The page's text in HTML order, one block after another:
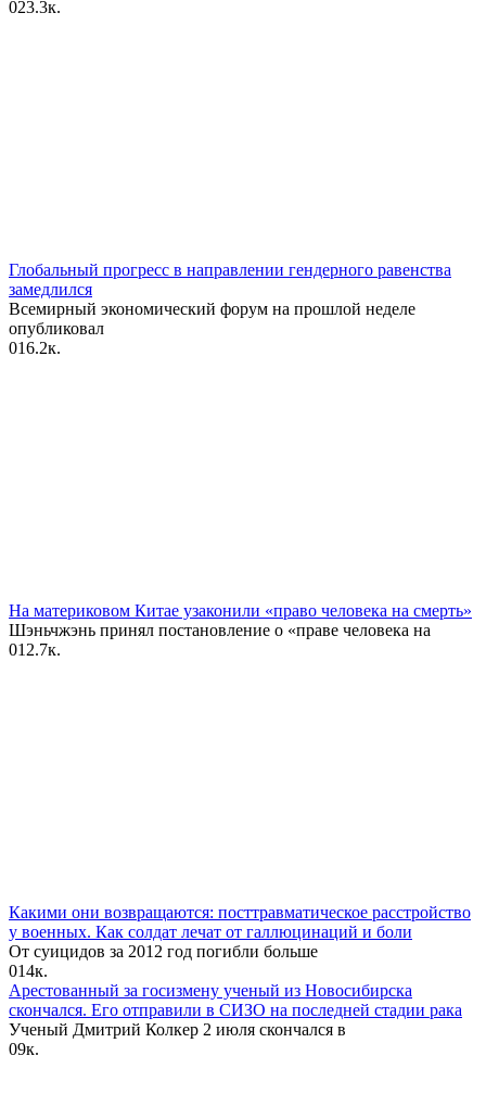
023.3к.
Глобальный прогресс в направлении гендерного равенства
замедлился
Всемирный экономический форум на прошлой неделе
опубликовал
016.2к.
На материковом Китае узаконили «право человека на смерть»
Шэньчжэнь принял постановление о «праве человека на
012.7к.
Какими они возвращаются: посттравматическое расстройство
у военных. Как солдат лечат от галлюцинаций и боли
От суицидов за 2012 год‌ погибли больше
014к.
Арестованный за госизмену ученый из Новосибирска
скончался. Его отправили в СИЗО на последней стадии рака
Ученый Дмитрий Колкер 2 июля скончался в
09к.